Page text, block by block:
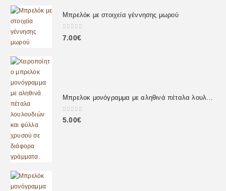
Μπρελόκ με στοιχεία γέννησης μωρού
0out of 5
7.00€
0 out of 5
5.00€